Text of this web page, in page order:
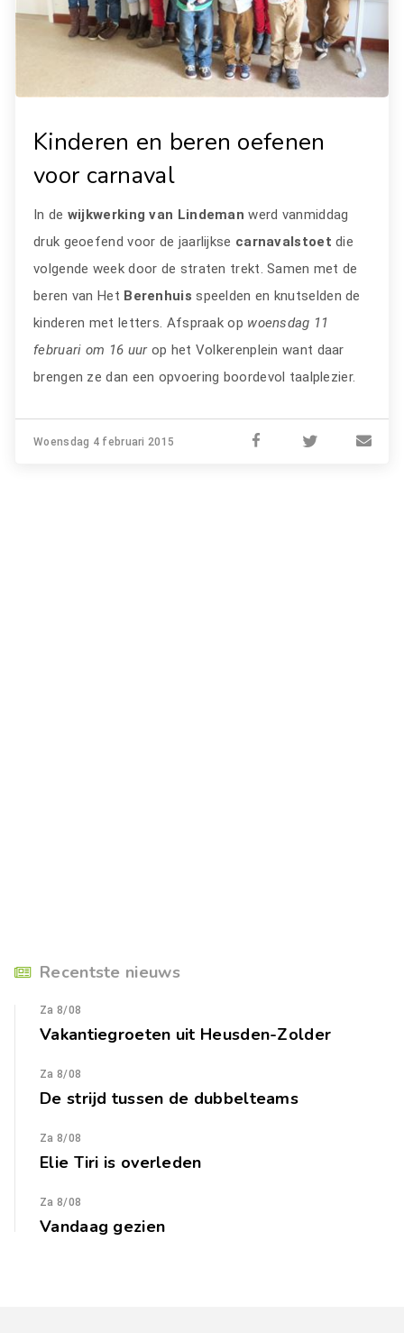
Kinderen en beren oefenen
voor carnaval
In de wijkwerking van Lindeman werd vanmiddag
druk geoefend voor de jaarlijkse carnavalstoetdie
volgende week door de straten trekt. Samen met de
beren van Het Berenhuisspeelden en knutselden de
kinderen met letters. Afspraak op woensdag 11
februari om 16 uur op het Volkerenplein want daar
brengen ze dan een opvoering boordevol taalplezier.
Woensdag 4 februari 2015
Recentste nieuws
Za 8/08
Vakantiegroeten uit Heusden-Zolder
Za 8/08
De strijd tussen de dubbelteams
Za 8/08
Elie Tiri is overleden
Za 8/08
Vandaag gezien